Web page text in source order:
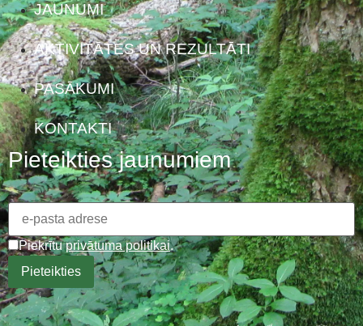
JAUNUMI
AKTIVITĀTES UN REZULTĀTI
PASĀKUMI
KONTAKTI
Pieteikties jaunumiem
Piekrītuprivātuma politikai.